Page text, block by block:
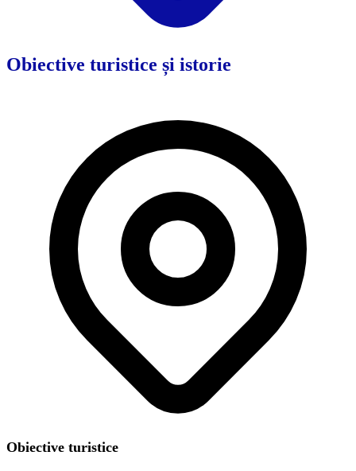
Obiective turistice și istorie
Obiective turistice